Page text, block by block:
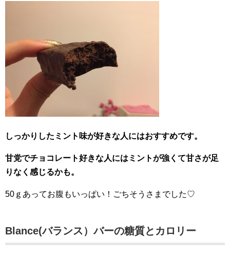
しっかりしたミント味が好きな人にはおすすめです。
甘党でチョコレート好きな人にはミントが強くて甘さが足
りなく感じるかも。
50ｇあってお腹もいっぱい！ごちそうさまでした♡
Blance(バランス）バーの糖質とカロリー